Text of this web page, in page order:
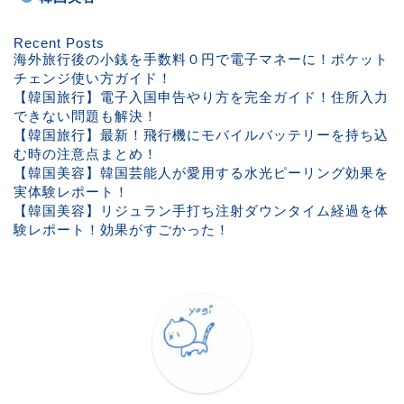
Recent Posts
海外旅行後の小銭を手数料０円で電子マネーに！ポケット
チェンジ使い方ガイド！
【韓国旅行】電子入国申告やり方を完全ガイド！住所入力
できない問題も解決！
【韓国旅行】最新！飛行機にモバイルバッテリーを持ち込
む時の注意点まとめ！
【韓国美容】韓国芸能人が愛用する水光ピーリング効果を
実体験レポート！
【韓国美容】リジュラン手打ち注射ダウンタイム経過を体
験レポート！効果がすごかった！